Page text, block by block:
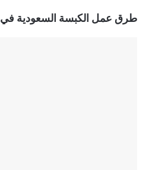
طرق عمل الكبسة السعودية في 20 دقيقة